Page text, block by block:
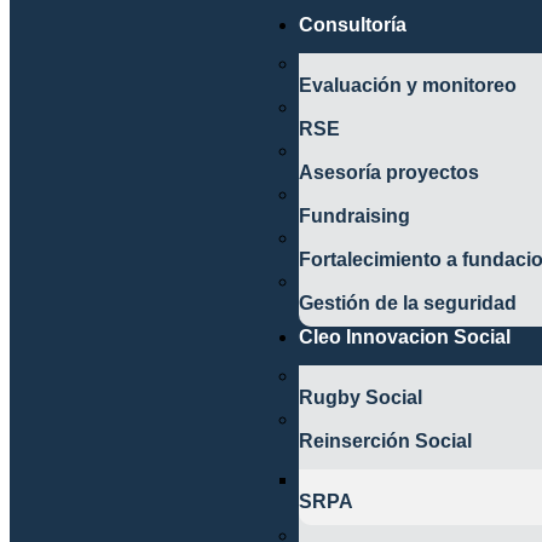
Consultoría
Evaluación y monitoreo
RSE
Asesoría proyectos
Fundraising
Fortalecimiento a
Gestión de la seguridad
Cleo Innovacion Social
Rugby Social
Reinserción Social
SRPA